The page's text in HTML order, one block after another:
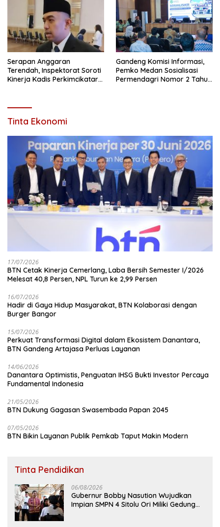
Serapan Anggaran
Terendah, Inspektorat Soroti
Kinerja Kadis Perkimcikataru
Gandeng Komisi Informasi,
Pemko Medan Sosialisasi
Permendagri Nomor 2 Tahun
Tinta Ekonomi
17/07/2026
BTN Cetak Kinerja Cemerlang, Laba Bersih Semester I/2026
Melesat 40,8 Persen, NPL Turun ke 2,99 Persen
16/07/2026
Hadir di Gaya Hidup Masyarakat, BTN Kolaborasi dengan
Burger Bangor
15/07/2026
Perkuat Transformasi Digital dalam Ekosistem Danantara,
BTN Gandeng Artajasa Perluas Layanan
14/06/2026
Danantara Optimistis, Penguatan IHSG Bukti Investor Percaya
Fundamental Indonesia
21/05/2026
BTN Dukung Gagasan Swasembada Papan 2045
07/05/2026
BTN Bikin Layanan Publik Pemkab Taput Makin Modern
Tinta Pendidikan
06/08/2026
Gubernur Bobby Nasution Wujudkan
Impian SMPN 4 Sitolu Ori Miliki Gedung